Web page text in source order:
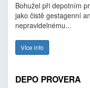
Bohužel při depotním
jako čistě gestagenní
nepravidelnému...
Více info
DEPO PROVERA